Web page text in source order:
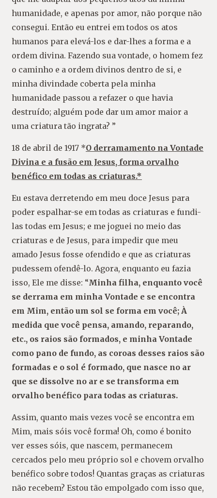
humanidade, e apenas por amor, não porque não
consegui. Então eu entrei em todos os atos
humanos para elevá-los e dar-lhes a forma e a
ordem divina. Fazendo sua vontade, o homem fez
o caminho e a ordem divinos dentro de si, e
minha divindade coberta pela minha
humanidade passou a refazer o que havia
destruído; alguém pode dar um amor maior a
uma criatura tão ingrata? ”
18 de abril de 1917 *O derramamento na Vontade
Divina e a fusão em Jesus, forma orvalho
benéfico em todas as criaturas.*
Eu estava derretendo em meu doce Jesus para
poder espalhar-se em todas as criaturas e fundi-
las todas em Jesus; e me joguei no meio das
criaturas e de Jesus, para impedir que meu
amado Jesus fosse ofendido e que as criaturas
pudessem ofendê-lo. Agora, enquanto eu fazia
isso, Ele me disse: “Minha filha, enquanto você
se derrama em minha Vontade e se encontra
em Mim, então um sol se forma em você; À
medida que você pensa, amando, reparando,
etc., os raios são formados, e minha Vontade
como pano de fundo, as coroas desses raios são
formadas e o sol é formado, que nasce no ar
que se dissolve no ar e se transforma em
orvalho benéfico para todas as criaturas.
Assim, quanto mais vezes você se encontra em
Mim, mais sóis você forma! Oh, como é bonito
ver esses sóis, que nascem, permanecem
cercados pelo meu próprio sol e chovem orvalho
benéfico sobre todos! Quantas graças as criaturas
não recebem? Estou tão empolgado com isso que,